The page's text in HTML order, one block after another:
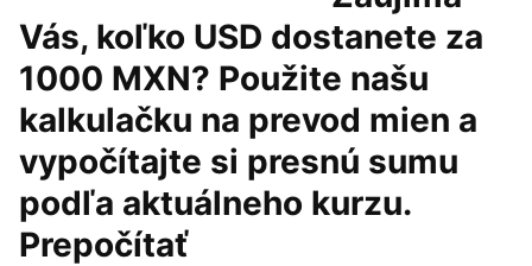
Vás, koľko USD dostanete za
1000 MXN? Použite našu
kalkulačku na prevod mien a
vypočítajte si presnú sumu
podľa aktuálneho kurzu.
Prepočítať